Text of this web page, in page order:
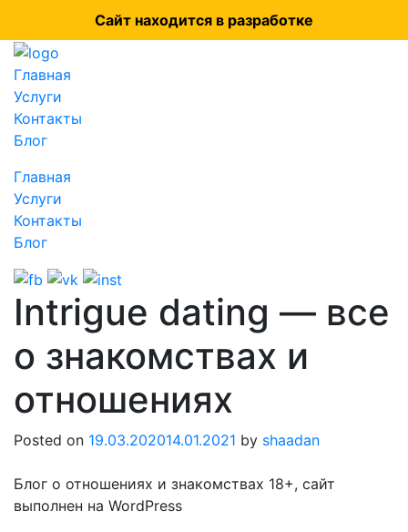
Сайт находится в разработке
Главная
Услуги
Контакты
Блог
Главная
Услуги
Контакты
Блог
Intrigue dating — все
о знакомствах и
отношениях
Posted on 19.03.202014.01.2021 by shaadan
Блог о отношениях и знакомствах 18+, сайт
выполнен на WordPress